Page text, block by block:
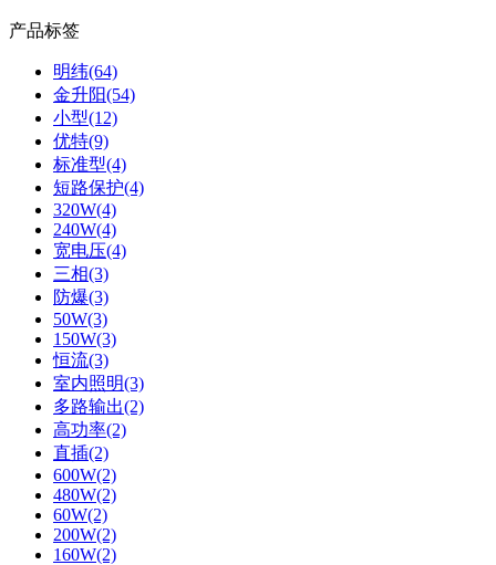
产品标签
明纬(64)
金升阳(54)
小型(12)
优特(9)
标准型(4)
短路保护(4)
320W(4)
240W(4)
宽电压(4)
三相(3)
防爆(3)
50W(3)
150W(3)
恒流(3)
室内照明(3)
多路输出(2)
高功率(2)
直插(2)
600W(2)
480W(2)
60W(2)
200W(2)
160W(2)